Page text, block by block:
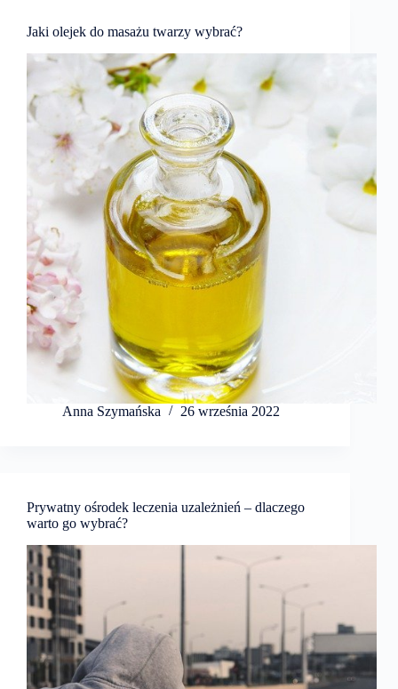
Jaki olejek do masażu twarzy wybrać?
Anna Szymańska 26 września 2022
Prywatny ośrodek leczenia uzależnień – dlaczego
warto go wybrać?